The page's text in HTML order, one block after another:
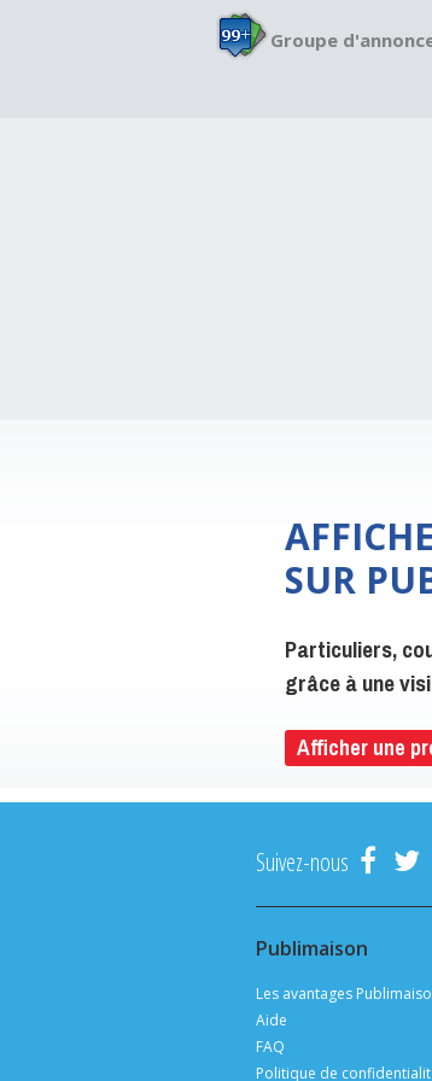
Groupe
SUR
Particuliers,
grâce à une
Afficher une
Suivez-nous
Publimaison
Les avantages
Aide
FAQ
Politique de